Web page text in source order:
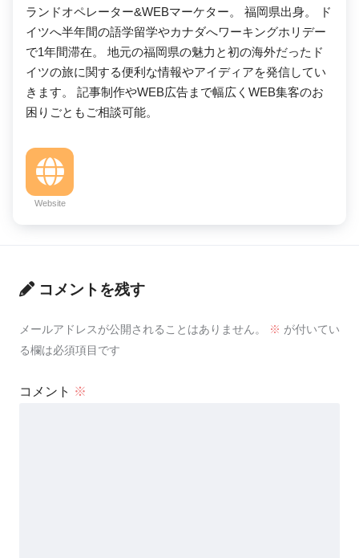
ランドオペレーター&WEBマーケター。 福岡県出身。 ド
イツへ半年間の語学留学やカナダへワーキングホリデー
で1年間滞在。 地元の福岡県の魅力と初の海外だったド
イツの旅に関する便利な情報やアイディアを発信してい
きます。 記事制作やWEB広告まで幅広くWEB集客のお
困りごともご相談可能。
Website
コメントを残す
メールアドレスが公開されることはありません。 ※ が付いてい
る欄は必須項目です
コメント ※